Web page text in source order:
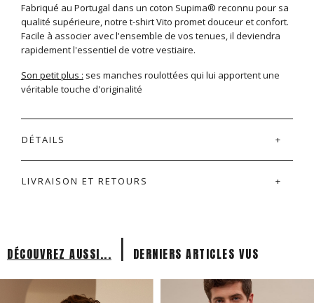
Fabriqué au Portugal dans un coton Supima® reconnu pour sa
qualité supérieure, notre t-shirt Vito promet douceur et confort.
Facile à associer avec l'ensemble de vos tenues, il deviendra
rapidement l'essentiel de votre vestiaire.
Son petit plus : ses manches roulottées qui lui apportent une
véritable touche d'originalité
DÉTAILS
LIVRAISON ET RETOURS
DÉCOUVREZ AUSSI... | DERNIERS ARTICLES VUS